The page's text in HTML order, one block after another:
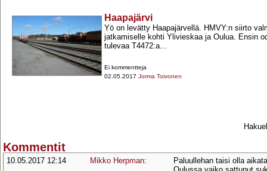
Haapajärvi
Yö on levätty Haapajärvellä. HMVY:n siirto
jatkamiselle kohti Ylivieskaa ja Oulua. Ensin
tulevaa T4472:a...
Ei kommentteja
02.05.2017 Jorma Toivonen
Kommentit
10.05.2017 12:14 Mikko Herpman:
Paluullehan taisi olla